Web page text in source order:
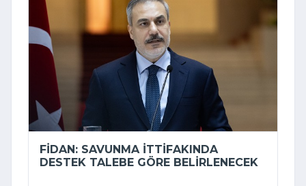
FIDAN: SAVUNMA ITTIFAKINDA
DESTEK TALEBE GÖRE BELIRLENECEK